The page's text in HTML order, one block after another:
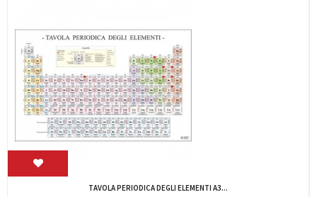
TAVOLA PERIODICA DEGLI ELEMENTI A3...